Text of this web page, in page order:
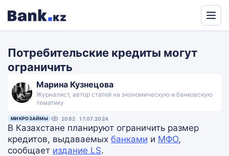
Translate
Потребительские кредиты могут
ограничить
Марина Кузнецова
Журналист, автор статей на экономическую и банковскую
тематику
МИКРОЗАЙМЫ 2082 17.07.2024
В Казахстане планируют ограничить размер
кредитов, выдаваемых банками и МФО,
сообщает издание LS.